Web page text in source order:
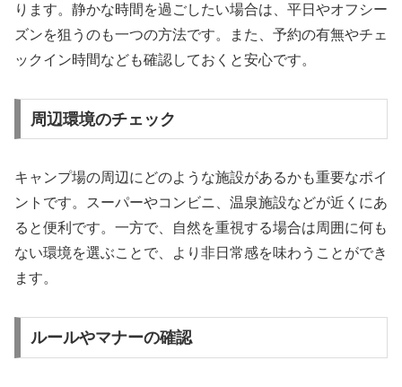
ります。静かな時間を過ごしたい場合は、平日やオフシー
ズンを狙うのも一つの方法です。また、予約の有無やチェ
ックイン時間なども確認しておくと安心です。
周辺環境のチェック
キャンプ場の周辺にどのような施設があるかも重要なポイ
ントです。スーパーやコンビニ、温泉施設などが近くにあ
ると便利です。一方で、自然を重視する場合は周囲に何も
ない環境を選ぶことで、より非日常感を味わうことができ
ます。
ルールやマナーの確認